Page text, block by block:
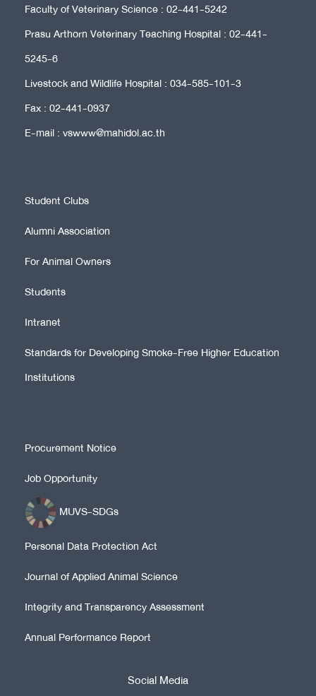
Faculty of Veterinary Science : 02-441-5242
Prasu Arthorn Veterinary Teaching Hospital : 02-441-
5245-6
Livestock and Wildlife Hospital : 034-585-101-3
Fax : 02-441-0937
E-mail : vswww@mahidol.ac.th
Student Clubs
Alumni Association
For Animal Owners
Students
Intranet
Standards for Developing Smoke-Free Higher Education
Institutions
Procurement Notice
Job Opportunity
MUVS-SDGs
Personal Data Protection Act
Journal of Applied Animal Science
Integrity and Transparency Assessment
Annual Performance Report
Social Media